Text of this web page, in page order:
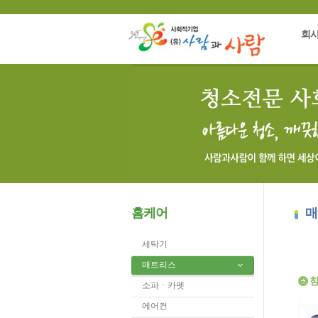
회
홈케어
세탁기
매트리스
소파ㆍ카펫
에어컨